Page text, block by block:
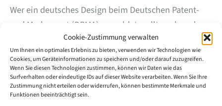
Cookie-Zustimmung verwalten
Um Ihnen ein optimales Erlebnis zu bieten, verwenden wir Technologien wie
Cookies, um Geräteinformationen zu speichern und/oder darauf zuzugreifen.
Wenn Sie diesen Technologien zustimmen, können wir Daten wie das
Surfverhalten oder eindeutige IDs auf dieser Website verarbeiten. Wenn Sie Ihre
Zustimmung nicht erteilen oder widerrufen, können bestimmte Merkmale und
Funktionen beeinträchtigt sein.
Wer ein deutsches Design beim Deutschen Patent-
und Markenamt (DPMA) anmeldet, sollte neben der
Anmeldegebühr auch die späteren
Aufrechterhaltungsgebühren im Blick haben. Der
Designschutz gilt zunächst für fünf Jahre und kann
anschließend schrittweise bis auf maximal 25 Jahre
verlängert werden.